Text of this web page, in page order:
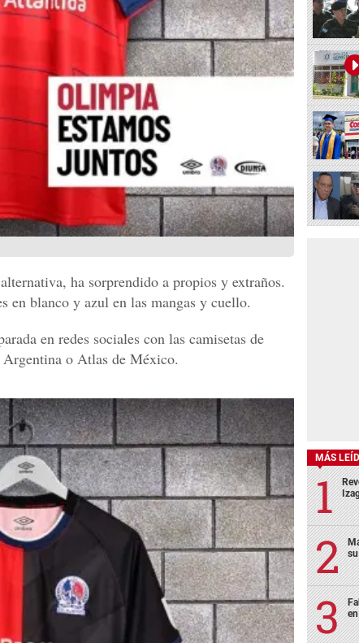
ha sorprendido a propios y extraños.
en blanco y azul en las mangas y cuello.
en redes sociales con las camisetas de
o Atlas de México.
MÁS